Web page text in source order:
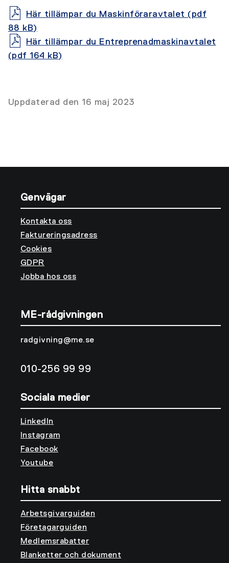
Här tillämpar du Maskinföraravtalet (pdf
88 kB)
Här tillämpar du Entreprenadmaskinavtalet
(pdf 164 kB)
Uppdaterad den 16 maj 2023
Genvägar
Kontakta oss
Faktureringsadress
Cookies
GDPR
Jobba hos oss
ME-rådgivningen
radgivning@me.se
010-256 99 99
Sociala medier
LinkedIn
Instagram
Facebook
Youtube
Hitta snabbt
Arbetsgivarguiden
Företagarguiden
Medlemsrabatter
Blanketter och dokument